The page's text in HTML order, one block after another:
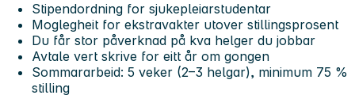
Stipendordning for sjukepleiarstudentar
Moglegheit for ekstravakter utover stillingsprosent
Du får stor påverknad på kva helger du jobbar
Avtale vert skrive for eitt år om gongen
Sommararbeid: 5 veker (2–3 helgar), minimum 75 %
stilling